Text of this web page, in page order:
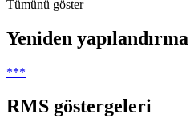
Tümünü göster
Yeniden yapılandırma
***
RMS göstergeleri